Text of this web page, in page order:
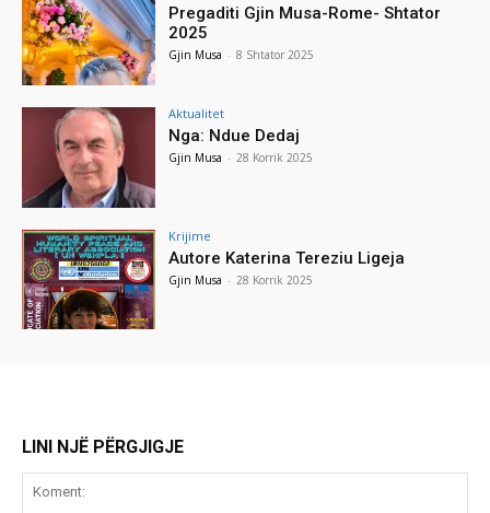
Pregaditi Gjin Musa-Rome- Shtator
2025
Gjin Musa - 8 Shtator 2025
Aktualitet
Nga: Ndue Dedaj
Gjin Musa - 28 Korrik 2025
Krijime
Autore Katerina Tereziu Ligeja
Gjin Musa - 28 Korrik 2025
LINI NJË PËRGJIGJE